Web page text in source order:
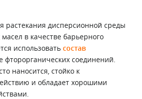
растекания дисперсионной среды
в качестве барьерного
использовать состав
фторорганических соединений.
наносится, стойко к
и обладает хорошими